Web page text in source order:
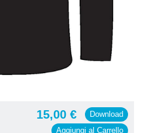
15,00 €
Download
Aggiungi al Carrello